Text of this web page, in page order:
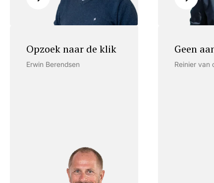
Opzoek naar de klik
Erwin Berendsen
Geen
Reinier van